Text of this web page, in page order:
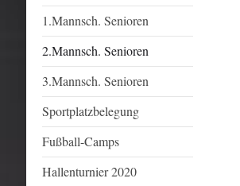
1.Mannsch. Senioren
2.Mannsch. Senioren
3.Mannsch. Senioren
Sportplatzbelegung
Fußball-Camps
Hallenturnier 2020